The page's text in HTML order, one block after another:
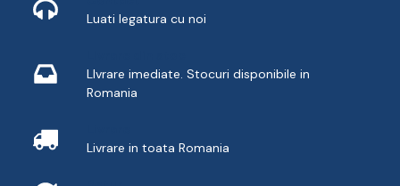
Luati legatura cu noi
LIvrare imediate. Stocuri disponibile in
Romania
Livrare in toata Romania